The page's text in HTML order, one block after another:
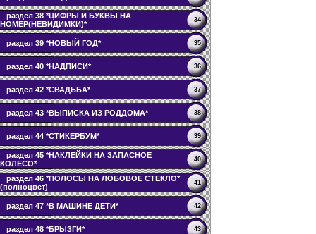
раздел 38 *ЦИФРЫ И БУКВЫ НА
НОМЕР(НЕВИДИМКИ)*
34
раздел 39 *НОВЫЙ ГОД* 35
раздел 40 *НАДПИСИ* 36
раздел 42 *СВАДЬБА* 37
раздел 43 *ВЫПИСКА ИЗ РОДДОМА* 38
раздел 44 *СТИКЕРБУМ* 39
раздел 45 *НАКЛЕЙКИ НА ЗАПАСНОЕ
КОЛЕСО*
40
раздел 46 *ПОЛОСЫ НА ЛОБОВОЕ СТЕКЛО*
(полноцвет)
41
раздел 47 *В МАШИНЕ ДЕТИ* 42
раздел 48 *БРЫЗГИ* 43